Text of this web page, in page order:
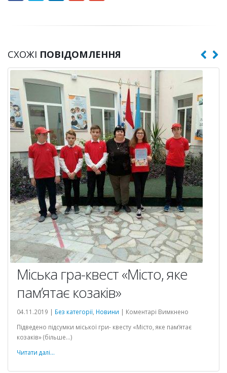
СХОЖІ ПОВІДОМЛЕННЯ
Міська гра-квест «Місто, яке
пам’ятає козаків»
04.11.2019 | Без категорії Новини | Коментарі Вимкнено
гра-
Підведено підсумки міської гри- квесту «Місто, яке пам’ятає
козаків» (більше…)
Читати далі...